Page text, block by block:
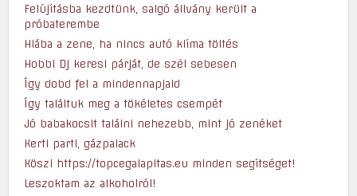
Felújításba kezdtünk, salgó állvány került a
próbaterembe
Hiába a zene, ha nincs autó klíma töltés
Hobbi Dj keresi párját, de szél sebesen
Így dobd fel a mindennapjaid
Így találtuk meg a tökéletes csempét
Jó babakocsit találni nehezebb, mint jó zenéket
Kerti parti, gázpalack
Köszi https://topcegalapitas.eu minden segítséget!
Leszoktam az alkoholról!